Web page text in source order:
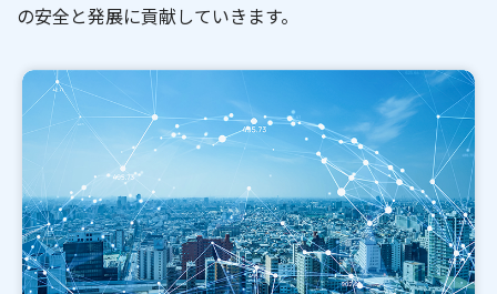
の安全と発展に貢献していきます。